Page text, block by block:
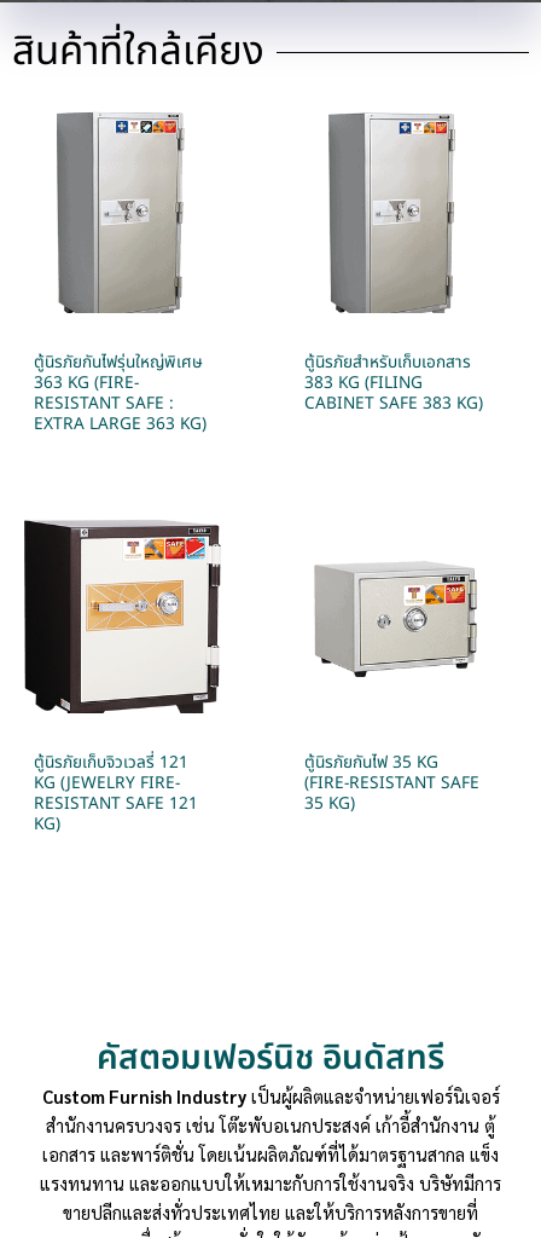
สินค้าที่ใกล้เคียง
ตู้นิรภัยกันไฟรุ่นใหญ่พิเศษ
363 KG (FIRE-
RESISTANT SAFE :
EXTRA LARGE 363 KG)
ตู้นิรภัยสำหรับเก็บเอกสาร
383 KG (FILING
CABINET SAFE 383 KG)
ตู้นิรภัยเก็บจิวเวลรี่ 121
KG (JEWELRY FIRE-
RESISTANT SAFE 121
KG)
ตู้นิรภัยกันไฟ 35 KG
(FIRE-RESISTANT SAFE
35 KG)
คัสตอมเฟอร์นิช อินดัสทรี
Custom Furnish Industryเป็นผู้ผลิตและจำหน่ายเฟอร์นิเจอร์
สำนักงานครบวงจร เช่น โต๊ะพับอเนกประสงค์ เก้าอี้สำนักงาน ตู้
เอกสาร และพาร์ติชั่น โดยเน้นผลิตภัณฑ์ที่ได้มาตรฐานสากล แข็ง
แรงทนทาน และออกแบบให้เหมาะกับการใช้งานจริง บริษัทมีการ
ขายปลีกและส่งทั่วประเทศไทย และให้บริการหลังการขายที่